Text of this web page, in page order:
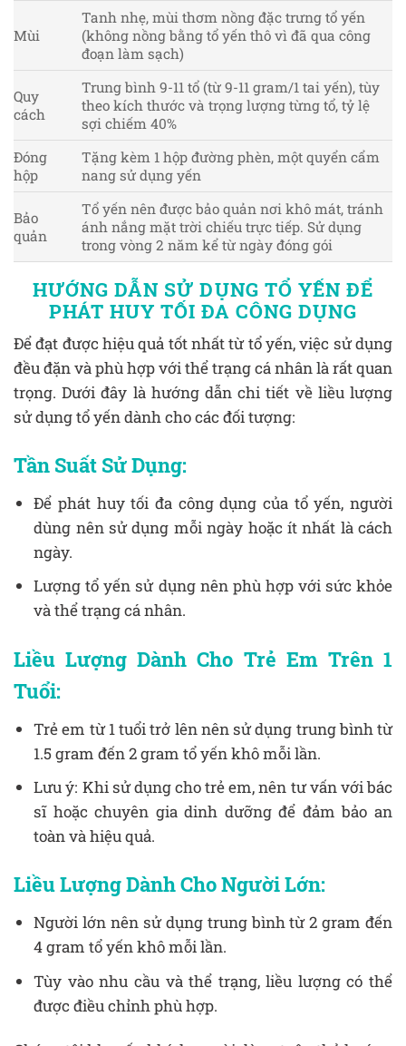
Mùi
Tanh nhẹ, mùi thơm nồng đặc trưng tổ yến
(không nồng bằng tổ yến thô vì đã qua công
đoạn làm sạch)
Quy
cách
Trung bình 9-11 tổ (từ 9-11 gram/1 tai yến), tùy
theo kích thước và trọng lượng từng tổ, tỷ lệ
sợi chiếm 40%
Đóng
hộp
Tặng kèm 1 hộp đường phèn, một quyển cẩm
nang sử dụng yến
Bảo
quản
Tổ yến nên được bảo quản nơi khô mát, tránh
ánh nắng mặt trời chiếu trực tiếp. Sử dụng
trong vòng 2 năm kể từ ngày đóng gói
HƯỚNG DẪN SỬ DỤNG TỔ YẾN ĐỂ
PHÁT HUY TỐI ĐA CÔNG DỤNG
Để đạt được hiệu quả tốt nhất từ tổ yến, việc sử dụng
đều đặn và phù hợp với thể trạng cá nhân là rất quan
trọng. Dưới đây là hướng dẫn chi tiết về liều lượng
sử dụng tổ yến dành cho các đối tượng:
Tần Suất Sử Dụng:
Để phát huy tối đa công dụng của tổ yến, người
dùng nên sử dụng mỗi ngày hoặc ít nhất là cách
ngày.
Lượng tổ yến sử dụng nên phù hợp với sức khỏe
và thể trạng cá nhân.
Liều Lượng Dành Cho Trẻ Em Trên 1
Tuổi:
Trẻ em từ 1 tuổi trở lên nên sử dụng trung bình từ
1.5 gram đến 2 gram tổ yến khô mỗi lần.
Lưu ý: Khi sử dụng cho trẻ em, nên tư vấn với bác
sĩ hoặc chuyên gia dinh dưỡng để đảm bảo an
toàn và hiệu quả.
Liều Lượng Dành Cho Người Lớn:
Người lớn nên sử dụng trung bình từ 2 gram đến
4 gram tổ yến khô mỗi lần.
Tùy vào nhu cầu và thể trạng, liều lượng có thể
được điều chỉnh phù hợp.